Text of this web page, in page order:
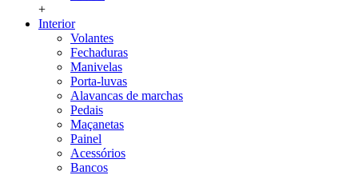
+
Interior
Volantes
Fechaduras
Manivelas
Porta-luvas
Alavancas de marchas
Pedais
Maçanetas
Painel
Acessórios
Bancos